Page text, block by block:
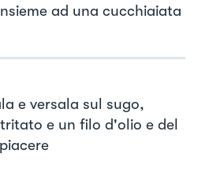
ad una cucchiaiata
e versala sul sugo,
e un filo d'olio e del